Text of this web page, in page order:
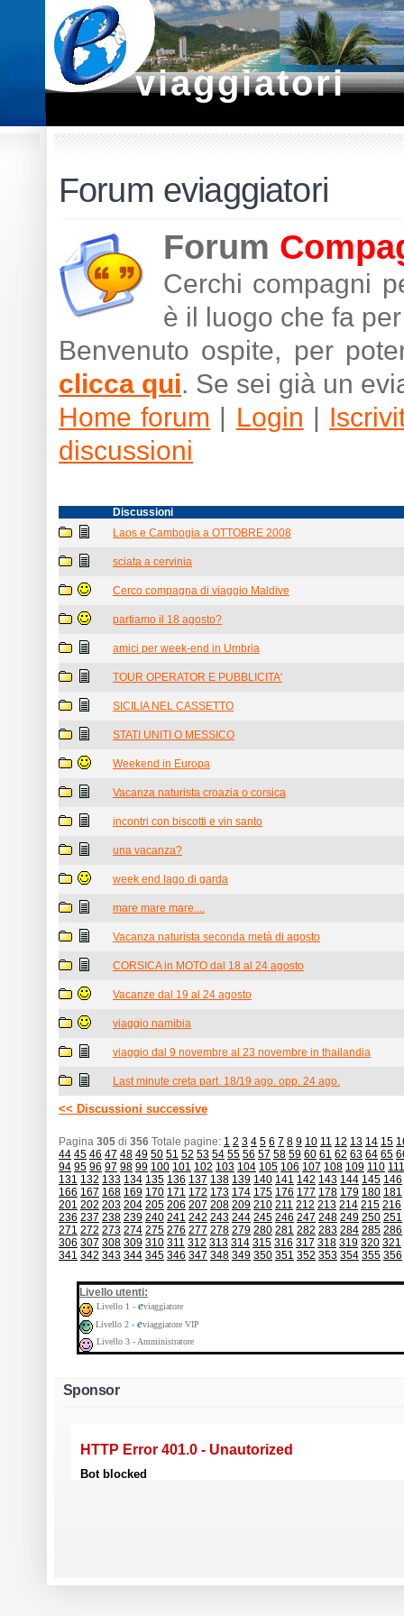
viaggiatori
Forum eviaggiatori
Forum
Cerchi compagni
è il luogo che fa
Benvenuto ospite, per
clicca qui. Se sei già un
Home forum | Login |
discussioni
Discussioni
Laos e Cambogia a OTTOBRE 2008
sciata a cervinia
Cerco compagna di viaggio Maldive
partiamo il 18 agosto?
amici per week-end in Umbria
TOUR OPERATOR E PUBBLICITA'
SICILIA NEL CASSETTO
STATI UNITI O MESSICO
Weekend in Europa
Vacanza naturista croazia o corsica
incontri con biscotti e vin santo
una vacanza?
week end lago di garda
mare mare mare....
Vacanza naturista seconda metà di agosto
CORSICA in MOTO dal 18 al 24 agosto
Vacanze dal 19 al 24 agosto
viaggio namibia
viaggio dal 9 novembre al 23 novembre in thailandia
Last minute creta part. 18/19 ago. opp. 24 ago.
<< Discussioni successive
Pagina 305 di 356 Totale pagine: 1 2 3 4 5 6 7 8 9 10 11 12 13 14 15
44 45 46 47 48 49 50 51 52 53 54 55 56 57 58 59 60 61 62 63 64 65
94 95 96 97 98 99 100 101 102 103 104 105 106 107 108 109 110 111
131 132 133 134 135 136 137 138 139 140 141 142 143 144 145 146
166 167 168 169 170 171 172 173 174 175 176 177 178 179 180 181
201 202 203 204 205 206 207 208 209 210 211 212 213 214 215 216
236 237 238 239 240 241 242 243 244 245 246 247 248 249 250 251
271 272 273 274 275 276 277 278 279 280 281 282 283 284 285 286
306 307 308 309 310 311 312 313 314 315 316 317 318 319 320 321
341 342 343 344 345 346 347 348 349 350 351 352 353 354 355 356
Livello utenti:
Livello 1 - eviaggiatore
Livello 2 - eviaggiatore VIP
Livello 3 - Amministratore
Sponsor